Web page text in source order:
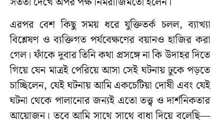
এরপর বেশ কিছু সময় ধরে যুক্তিতর্ক চলল, ব্যাখ্যা
বিশ্লেষণ ও ব্যক্তিগত পর্যবেক্ষণের বয়ানও হাজির করা
গেল। ফাঁকে দুবার তিনি কথা প্রসঙ্গে না কি উদাহর দিতে
গিয়ে যেন মাত্রই পেরিয়ে আসা সেই ঘটনায় ঢুকে পড়তে
চাচ্ছিলেন, যেই ঘটনায় আমি একচেটিয়া দোষী এবং যেই
ঘটনা থেকে পালানোর জন্যই এতো তত্ত্ব ও দার্শনিকতার
আয়োজন। তবে আমি সাথে সাথে বাধা দিয়ে বলেছি—